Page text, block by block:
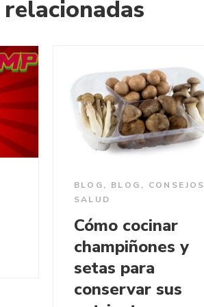
BLOG, BLOG , CONSEJOS
SALUD
Cómo cocinar
champiñones y
setas para
conservar sus